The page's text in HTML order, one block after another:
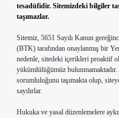
tesadüfidir. Sitemizdeki bilgiler
taşımazlar.
Sitemiz, 5651 Sayılı Kanun
(BTK) tarafından onaylanmış bir
nedenle, sitedeki içerikleri proaktif
yükümlülüğümüz
sorumluluğunu taşımakta olup,
sayılırlar.
Hukuka ve yasal düzenlemelere